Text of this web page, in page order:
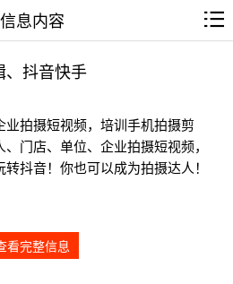
信息内容
、抖音快手
拍摄短视频，培训手机拍摄剪
门店、单位、企业拍摄短视频，
抖音！你也可以成为拍摄达人！
看完整信息